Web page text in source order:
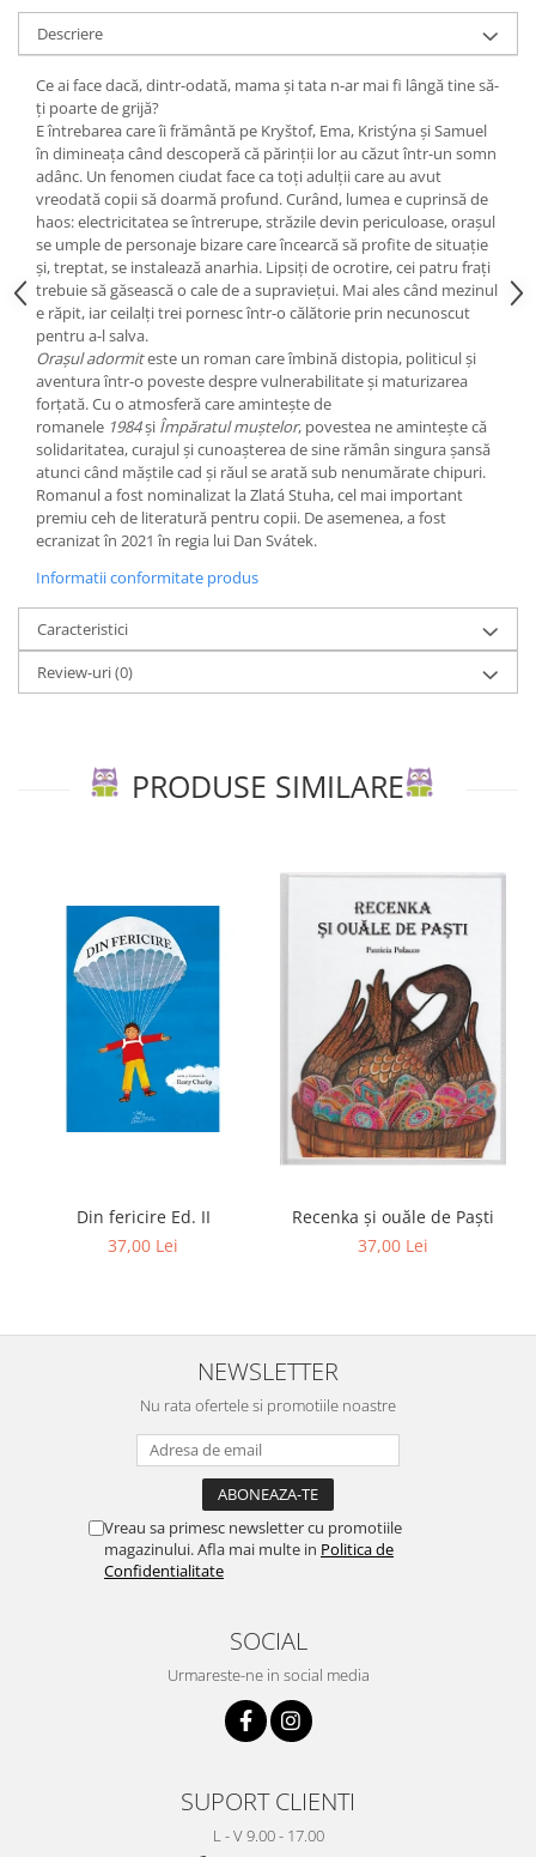
Editura Litera
Editura Nemira
Editura Nomina
Editura Pandora M
Editura Portocala Albastră
Editura Scriptum
Editura Sophia
Editura Usborne
Editura Vellant
Editura Verba
Descriere
Ce ai face dacă, dintr-odată, mama și tata n-ar mai fi lângă tine să-
ți poarte de grijă?
E întrebarea care îi frământă pe Kryštof, Ema, Kristýna și Samuel
în dimineața când descoperă că părinții lor au căzut într-un somn
adânc. Un fenomen ciudat face ca toți adulții care au avut
vreodată copii să doarmă profund. Curând, lumea e cuprinsă de
haos: electricitatea se întrerupe, străzile devin periculoase, orașul
se umple de personaje bizare care încearcă să profite de situație
și, treptat, se instalează anarhia. Lipsiți de ocrotire, cei patru frați
trebuie să găsească o cale de a supraviețui. Mai ales când mezinul
e răpit, iar ceilalți trei pornesc într-o călătorie prin necunoscut
pentru a-l salva.
Orașul adormiteste un roman care îmbină distopia, politicul și
aventura într-o poveste despre vulnerabilitate și maturizarea
forțată. Cu o atmosferă care amintește de
romanele 1984și Împăratul muștelor, povestea ne amintește că
solidaritatea, curajul și cunoașterea de sine rămân singura șansă
atunci când măștile cad și răul se arată sub nenumărate chipuri.
Romanul a fost nominalizat la Zlatá Stuha, cel mai important
premiu ceh de literatură pentru copii. De asemenea, a fost
ecranizat în 2021 în regia lui Dan Svátek.
Informatii conformitate produs
Caracteristici
Review-uri(0)
PRODUSE SIMILARE
Din fericire Ed. II
37,00 Lei
Recenka şi ouăle de Paşti
37,00 Lei
NEWSLETTER
Nu rata ofertele si promotiile noastre
Vreau sa primesc newsletter cu promotiile
magazinului. Afla mai multe in Politica de
Confidentialitate
SOCIAL
Urmareste-ne in social media
SUPORT CLIENTI
L - V 9.00 - 17.00